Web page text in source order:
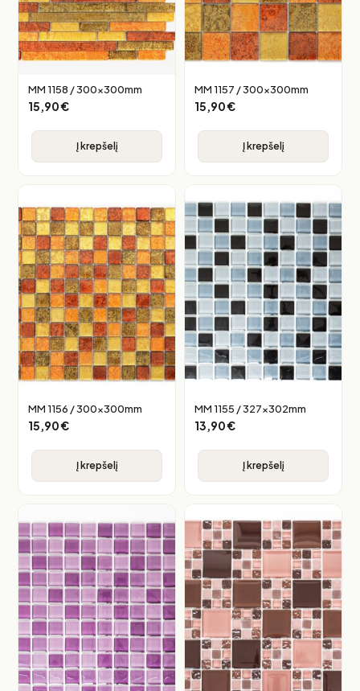
MM 1158 / 300x300mm
15,90€
Į krepšelį
MM 1157 / 300x300mm
15,90€
Į krepšelį
MM 1156 / 300x300mm
15,90€
Į krepšelį
MM 1155 / 327x302mm
13,90€
Į krepšelį